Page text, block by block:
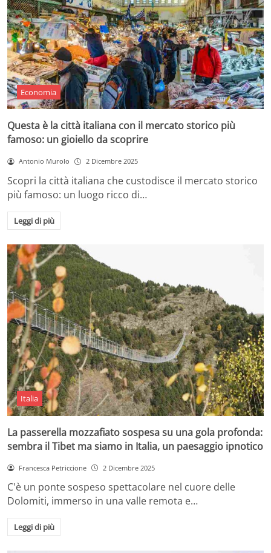
Economia
Questa è la città italiana con il mercato storico più
famoso: un gioiello da scoprire
Antonio Murolo 2 Dicembre 2025
Scopri la città italiana che custodisce il mercato storico
più famoso: un luogo ricco di…
Leggi di più
Italia
La passerella mozzafiato sospesa su una gola profonda:
sembra il Tibet ma siamo in Italia, un paesaggio ipnotico
Francesca Petriccione 2 Dicembre 2025
C'è un ponte sospeso spettacolare nel cuore delle
Dolomiti, immerso in una valle remota e…
Leggi di più